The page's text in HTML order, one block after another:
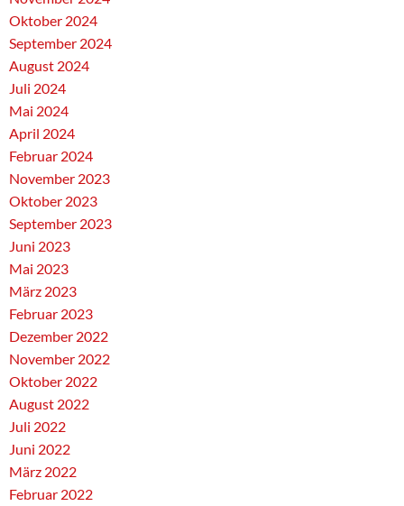
Oktober 2024
September 2024
August 2024
Juli 2024
Mai 2024
April 2024
Februar 2024
November 2023
Oktober 2023
September 2023
Juni 2023
Mai 2023
März 2023
Februar 2023
Dezember 2022
November 2022
Oktober 2022
August 2022
Juli 2022
Juni 2022
März 2022
Februar 2022